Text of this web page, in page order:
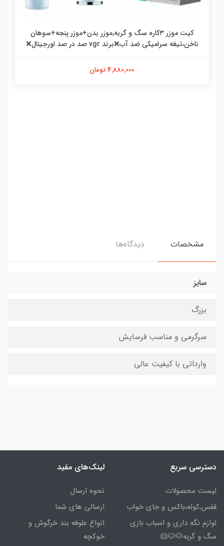
کیت موزر ۳کاره سگ و گربه,موزر بدن+موزر پنجه+سوهان
ناخن،تیغه سرامیکی ضد آب❌برند vgr صد در صد اورجینال❌
4,880,000 تومان
مشخصات دیدگاه‌ها
سایز
بزرگ
سرگرمی و مناسب فرسایش
وارداتی با کیفیت عالی
دسترسی سریع
لیست محصولات
قفس,کوله،باکس و جای خواب
لوازم نگه داری و اسباب بازی
سگ و گربه🐶🐱🐹
لینک‌های مفید
نحوه ارسال
ارسالی های شما
انواع علوفه بند خرگوش و
خوکچه